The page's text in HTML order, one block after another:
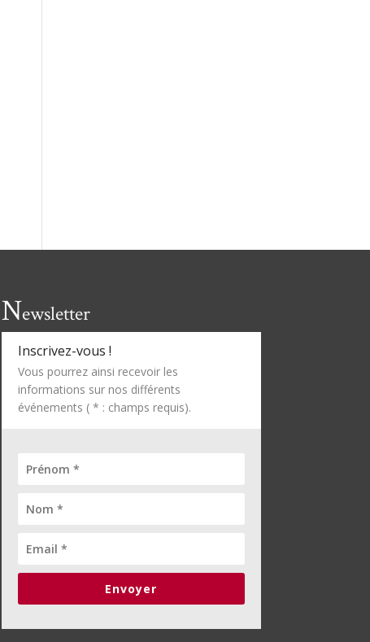
Newsletter
Inscrivez-vous !
Vous pourrez ainsi recevoir les
informations sur nos différents
événements ( * : champs requis).
Envoyer